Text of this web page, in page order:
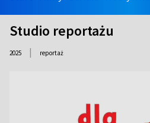
Studio reportażu
2025 | reportaż